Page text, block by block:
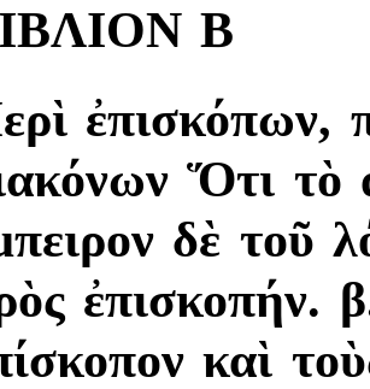
Β
ἐπισκόπων,
Ὅτι τὸ
δὲ τοῦ
ἐπισκοπήν.
καὶ